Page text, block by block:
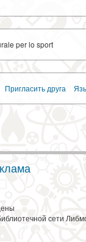
per lo sport
Пригласить друга
сети